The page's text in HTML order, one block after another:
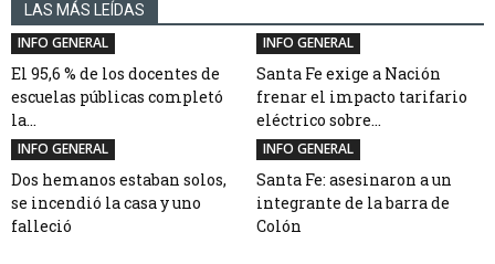
LAS MÁS LEÍDAS
INFO GENERAL
El 95,6 % de los docentes de
escuelas públicas completó
la...
INFO GENERAL
Santa Fe exige a Nación
frenar el impacto tarifario
eléctrico sobre...
INFO GENERAL
Dos hemanos estaban solos,
se incendió la casa y uno
falleció
INFO GENERAL
Santa Fe: asesinaron a un
integrante de la barra de
Colón